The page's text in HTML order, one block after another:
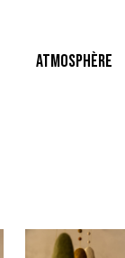
ATMOSPHÈRE